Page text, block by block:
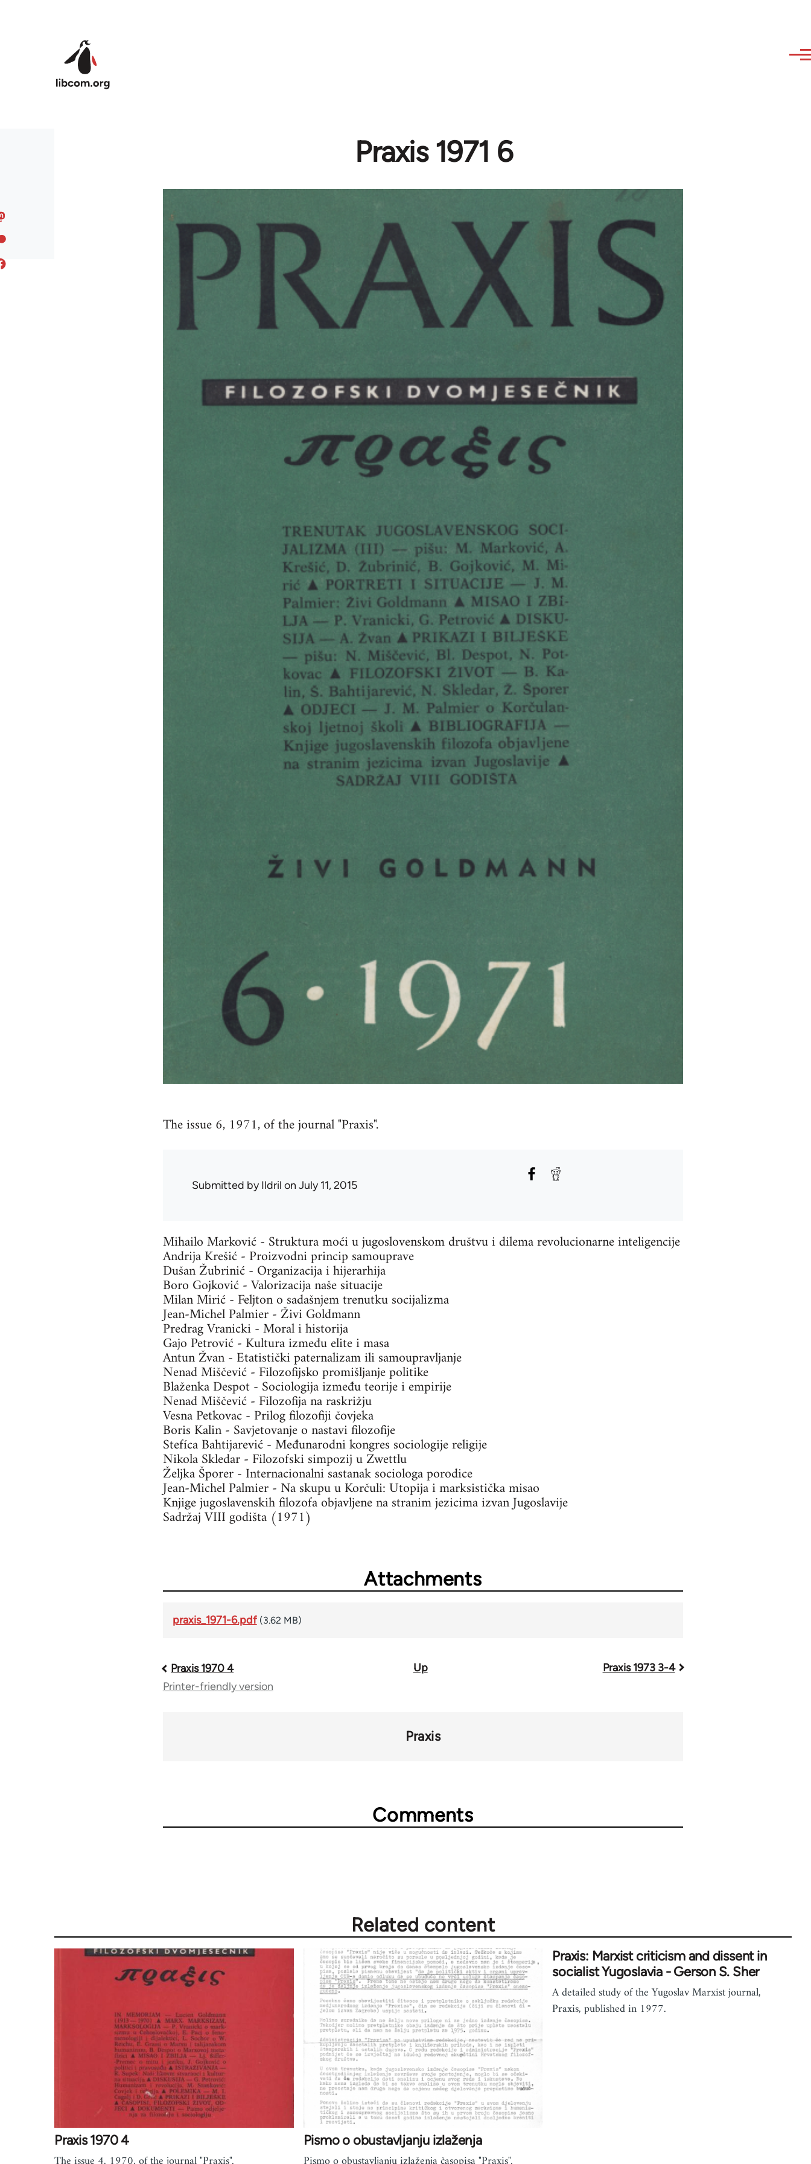
Praxis 1971 6
The issue 6, 1971, of the journal "Praxis".
Submitted byIldril on July 11, 2015
Mihailo Marković - Struktura moći u jugoslovenskom društvu i dilema revolucionarne inteligencije
Andrija Krešić - Proizvodni princip samouprave
Dušan Žubrinić - Organizacija i hijerarhija
Boro Gojković - Valorizacija naše situacije
Milan Mirić - Feljton o sadašnjem trenutku socijalizma
Jean-Michel Palmier - Živi Goldmann
Predrag Vranicki - Moral i historija
Gajo Petrović - Kultura između elite i masa
Antun Žvan - Etatistički paternalizam ili samoupravljanje
Nenad Miščević - Filozofijsko promišljanje politike
Blaženka Despot - Sociologija između teorije i empirije
Nenad Miščević - Filozofija na raskrižju
Vesna Petkovac - Prilog filozofiji čovjeka
Boris Kalin - Savjetovanje o nastavi filozofije
Stefíca Bahtijarević - Međunarodni kongres sociologije religije
Nikola Skledar - Filozofski simpozij u Zwettlu
Željka Šporer - Internacionalni sastanak sociologa porodice
Jean-Michel Palmier - Na skupu u Korčuli: Utopija i marksistička misao
Knjige jugoslavenskih filozofa objavljene na stranim jezicima izvan Jugoslavije
Sadržaj VIII godišta (1971)
Attachments
praxis_1971-6.pdf (3.62 MB)
Book
Praxis 1970 4 Up
Praxis 1973 3-4
Printer-friendly version
Praxis
Comments
Related content
Praxis 1970 4 Pismo o obustavljanju izlaženja
Praxis: Marxist criticism and dissent in
socialist Yugoslavia - Gerson S. Sher
A detailed study of the Yugoslav Marxist journal,
Praxis, published in 1977.